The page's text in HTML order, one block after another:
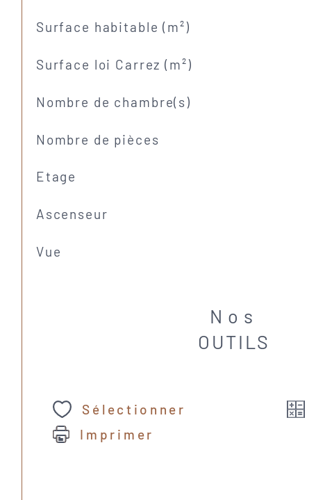
Surface habitable (m²)
Surface loi Carrez (m²)
Nombre de chambre(s)
Nombre de pièces
Etage
Ascenseur
Vue
Nos
OUTILS
Sélectionner
Imprimer